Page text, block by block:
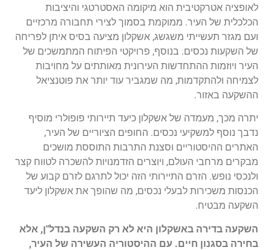
לאופציה אטרקטיבית הוא מיקומה האסטרטגי והיציבות
הכלכלית של העיר. ממוקמת בסמוך לצירי תחבורה מרכזיים
ועם מגזר תעשייתי משגשג, אשקלון מציעה בסיס איתן לפריחה
של השקעות נכסים. בנוסף, פרויקטי הפיתוח המתמשכים של
העיר ויוזמות ההתחדשות העירונית מאותתים על מחויבות
לצמיחה ולהתקדמות, מה שמגביר עוד יותר את פוטנציאל
ההשקעה באזור.
יתרה מכך, מעמדה של אשקלון כיעד תיירותי פופולרי מוסיף
נדבך נוסף למשקיעי נכסים. החופים הציוריים של העיר,
האתרים ההיסטוריים וסצנת התרבות התוססת מושכים
מבקרים מרחבי העולם, ויוצרים הזדמנויות להשכרה לטווח קצר
ולנכסי נופש. הזרם התיירותי הזה יכול לתרגם לזרם קבוע של
הכנסות משכירות לבעלי נכסים, מה שהופך את אשקלון ליעד
השקעה מבטיח.
השקעה בדירה באשקלון היא לא רק השקעה בנדל"ן, אלא
בחירה בסגנון חיים. עם ההיסטוריה העשירה של העיר,